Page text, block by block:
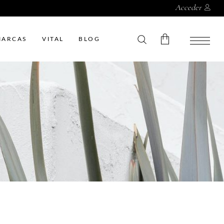
Acceder
VITAL BLOG
Sin productos en el carrito